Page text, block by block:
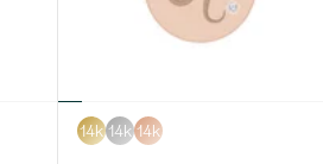
14k 14k 14k